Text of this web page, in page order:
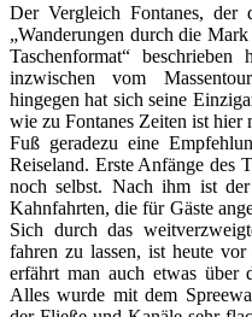
Der Vergleich Fontanes, der
„Wanderungen durch die
Taschenformat“
inzwischen vom
hingegen hat sich seine
wie zu Fontanes Zeiten ist hier
Fuß geradezu eine
Reiseland. Erste Anfänge des
noch selbst. Nach ihm ist der
Kahnfahrten, die für Gäste
Sich durch das
fahren zu lassen, ist heute
erfährt man auch etwas über
Alles wurde mit dem